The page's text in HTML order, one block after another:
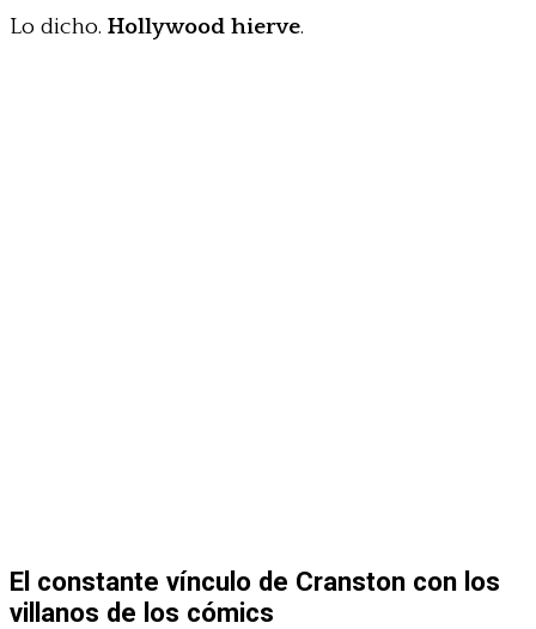
Lo dicho. Hollywood hierve.
El constante vínculo de Cranston con los
villanos de los cómics